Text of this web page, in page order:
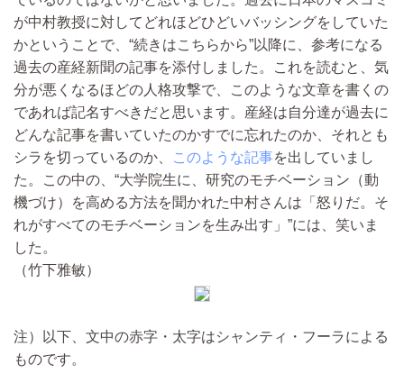
が中村教授に対してどれほどひどいバッシングをしていた
かということで、“続きはこちらから”以降に、参考になる
過去の産経新聞の記事を添付しました。これを読むと、気
分が悪くなるほどの人格攻撃で、このような文章を書くの
であれば記名すべきだと思います。産経は自分達が過去に
どんな記事を書いていたのかすでに忘れたのか、それとも
シラを切っているのか、
このような記事を出していまし
た。この中の、“大学院生に、研究のモチベーション（動
機づけ）を高める方法を聞かれた中村さんは「怒りだ。そ
れがすべてのモチベーションを生み出す」”には、笑いま
した。
（竹下雅敏）
注）以下、文中の赤字・太字はシャンティ・フーラによる
ものです。